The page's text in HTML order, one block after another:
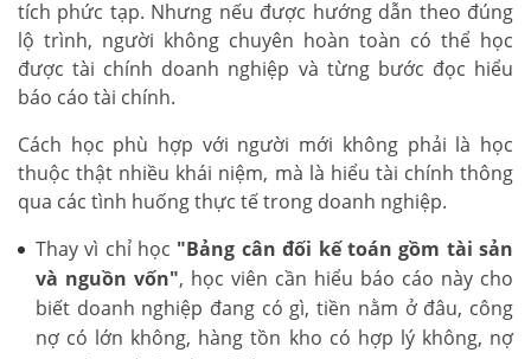
tích phức tạp. Nhưng nếu được hướng dẫn theo đúng
lộ trình, người không chuyên hoàn toàn có thể học
được tài chính doanh nghiệp và từng bước đọc hiểu
báo cáo tài chính.
Cách học phù hợp với người mới không phải là học
thuộc thật nhiều khái niệm, mà là hiểu tài chính thông
qua các tình huống thực tế trong doanh nghiệp.
Thay vì chỉ học "Bảng cân đối kế toán gồm tài sản
và nguồn vốn", học viên cần hiểu báo cáo này cho
biết doanh nghiệp đang có gì, tiền nằm ở đâu, công
nợ có lớn không, hàng tồn kho có hợp lý không, nợ